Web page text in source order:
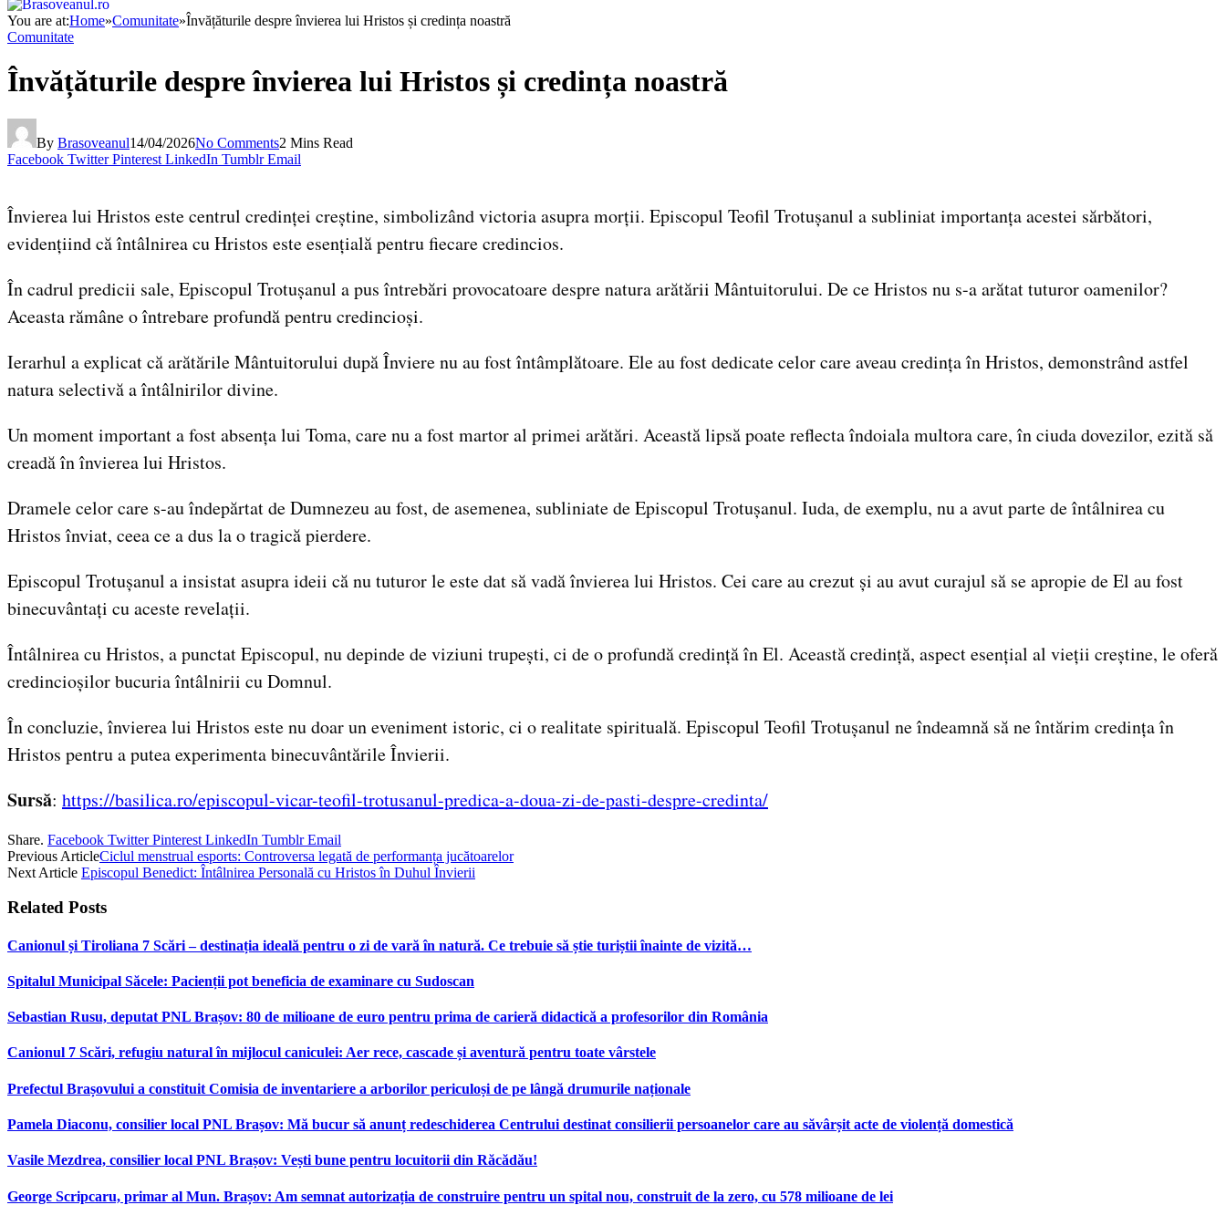
You are at:Home»Comunitate»Învățăturile despre învierea lui Hristos și credința noastră
Comunitate
Învățăturile despre învierea lui Hristos și credința noastră
By Brasoveanul14/04/2026No Comments2 Mins Read
Facebook Twitter Pinterest LinkedIn Tumblr Email
Învierea lui Hristos este centrul credinței creștine, simbolizând victoria asupra morții. Episcopul Teofil Trotușanul a subliniat importanța acestei sărbători,
evidențiind că întâlnirea cu Hristos este esențială pentru fiecare credincios.
În cadrul predicii sale, Episcopul Trotușanul a pus întrebări provocatoare despre natura arătării Mântuitorului. De ce Hristos nu s-a arătat tuturor oamenilor?
Aceasta rămâne o întrebare profundă pentru credincioși.
Ierarhul a explicat că arătările Mântuitorului după Înviere nu au fost întâmplătoare. Ele au fost dedicate celor care aveau credința în Hristos, demonstrând astfel
natura selectivă a întâlnirilor divine.
Un moment important a fost absența lui Toma, care nu a fost martor al primei arătări. Această lipsă poate reflecta îndoiala multora care, în ciuda dovezilor, ezită să
creadă în învierea lui Hristos.
Dramele celor care s-au îndepărtat de Dumnezeu au fost, de asemenea, subliniate de Episcopul Trotușanul. Iuda, de exemplu, nu a avut parte de întâlnirea cu
Hristos înviat, ceea ce a dus la o tragică pierdere.
Episcopul Trotușanul a insistat asupra ideii că nu tuturor le este dat să vadă învierea lui Hristos. Cei care au crezut și au avut curajul să se apropie de El au fost
binecuvântați cu aceste revelații.
Întâlnirea cu Hristos, a punctat Episcopul, nu depinde de viziuni trupești, ci de o profundă credință în El. Această credință, aspect esențial al vieții creștine, le oferă
credincioșilor bucuria întâlnirii cu Domnul.
În concluzie, învierea lui Hristos este nu doar un eveniment istoric, ci o realitate spirituală. Episcopul Teofil Trotușanul ne îndeamnă să ne întărim credința în
Hristos pentru a putea experimenta binecuvântările Învierii.
Sursă: https://basilica.ro/episcopul-vicar-teofil-trotusanul-predica-a-doua-zi-de-pasti-despre-credinta/
Share. Facebook Twitter Pinterest LinkedIn Tumblr Email
Previous ArticleCiclul menstrual esports: Controversa legată de performanța jucătoarelor
Next Article Episcopul Benedict: Întâlnirea Personală cu Hristos în Duhul Învierii
Related Posts
Canionul și Tiroliana 7 Scări – destinația ideală pentru o zi de vară în natură. Ce trebuie să știe turiștii înainte de vizită…
Spitalul Municipal Săcele: Pacienții pot beneficia de examinare cu Sudoscan
Sebastian Rusu, deputat PNL Brașov: 80 de milioane de euro pentru prima de carieră didactică a profesorilor din România
Canionul 7 Scări, refugiu natural în mijlocul caniculei: Aer rece, cascade și aventură pentru toate vârstele
Prefectul Brașovului a constituit Comisia de inventariere a arborilor periculoși de pe lângă drumurile naționale
Pamela Diaconu, consilier local PNL Brașov: Mă bucur să anunț redeschiderea Centrului destinat consilierii persoanelor care au săvârșit acte de violență domestică
Vasile Mezdrea, consilier local PNL Brașov: Vești bune pentru locuitorii din Răcădău!
George Scripcaru, primar al Mun. Brașov: Am semnat autorizația de construire pentru un spital nou, construit de la zero, cu 578 milioane de lei